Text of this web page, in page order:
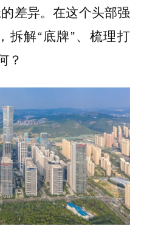
差异。在这个头部强
拆解“底牌”、梳理打
？